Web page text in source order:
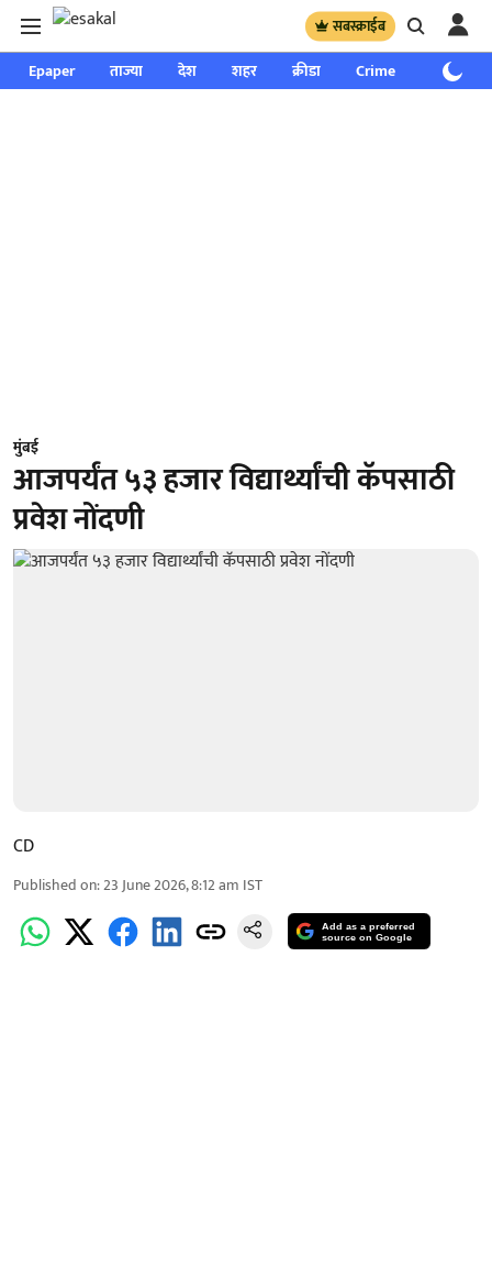
सबस्क्राईब
Epaper ताज्या देश शहर क्रीडा Crime साप्ताहिक
मुंबई
आजपर्यंत ५३ हजार विद्यार्थ्यांची कॅपसाठी
प्रवेश नोंदणी
CD
Published on:23 June 2026, 8:12 am IST
Add as a preferred
source on Google